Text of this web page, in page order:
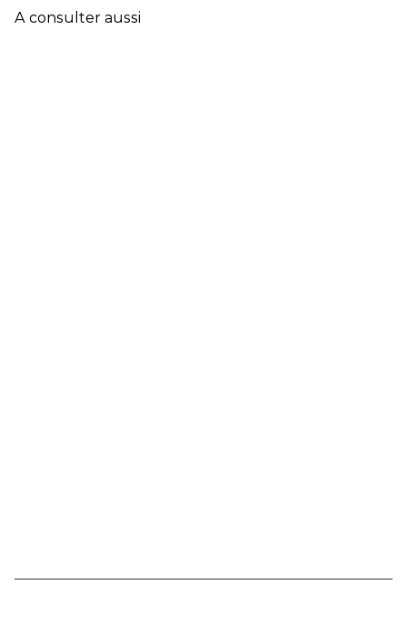
UNITÉS
DE
A consulter aussi